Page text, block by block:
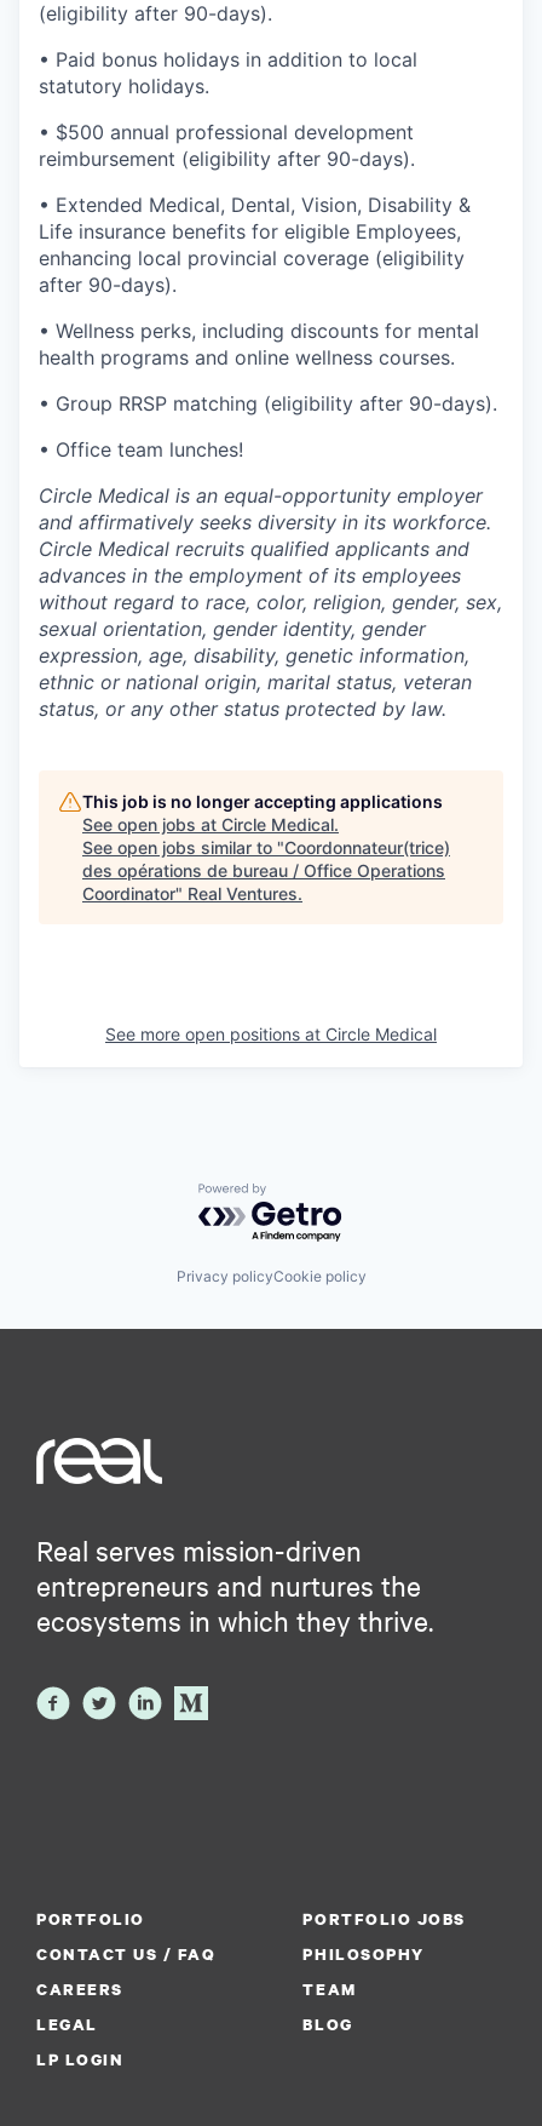
(eligibility after 90-days).
• Paid bonus holidays in addition to local
statutory holidays.
• $500 annual professional development
reimbursement (eligibility after 90-days).
• Extended Medical, Dental, Vision, Disability &
Life insurance benefits for eligible Employees,
enhancing local provincial coverage (eligibility
after 90-days).
• Wellness perks, including discounts for mental
health programs and online wellness courses.
• Group RRSP matching (eligibility after 90-days).
• Office team lunches!
Circle Medical is an equal-opportunity employer
and affirmatively seeks diversity in its workforce.
Circle Medical recruits qualified applicants and
advances in the employment of its employees
without regard to race, color, religion, gender, sex,
sexual orientation, gender identity, gender
expression, age, disability, genetic information,
ethnic or national origin, marital status, veteran
status, or any other status protected by law.
This job is no longer accepting applications
See open jobs at Circle Medical.
See open jobs similar to "Coordonnateur(trice)
des opérations de bureau / Office Operations
Coordinator" Real Ventures.
See more open positions at Circle Medical
Powered by Getro.com
Privacy policyCookie policy
Real serves mission-driven
entrepreneurs and nurtures the
ecosystems in which they thrive.
PORTFOLIO
PORTFOLIO JOBS
CONTACT US / FAQ
PHILOSOPHY
CAREERS
TEAM
LEGAL
BLOG
LP LOGIN